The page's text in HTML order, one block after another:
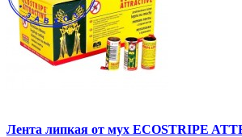
Лента липкая от мух ECOSTRIPE